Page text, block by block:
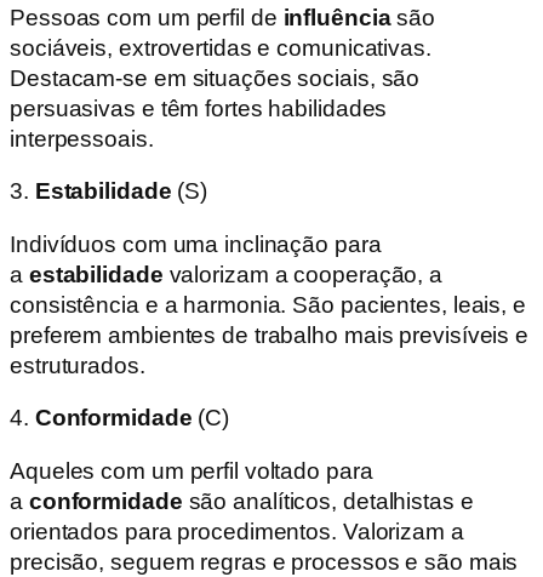
Pessoas com um perfil de influênciasão
sociáveis, extrovertidas e comunicativas.
Destacam-se em situações sociais, são
persuasivas e têm fortes habilidades
interpessoais.
3. Estabilidade (S)
Indivíduos com uma inclinação para
a estabilidade valorizam a cooperação, a
consistência e a harmonia. São pacientes, leais, e
preferem ambientes de trabalho mais previsíveis e
estruturados.
4. Conformidade (C)
Aqueles com um perfil voltado para
a conformidade são analíticos, detalhistas e
orientados para procedimentos. Valorizam a
precisão, seguem regras e processos e são mais